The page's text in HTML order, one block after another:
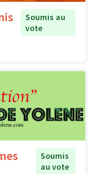
Soumis au
vote
Soumis
au vote